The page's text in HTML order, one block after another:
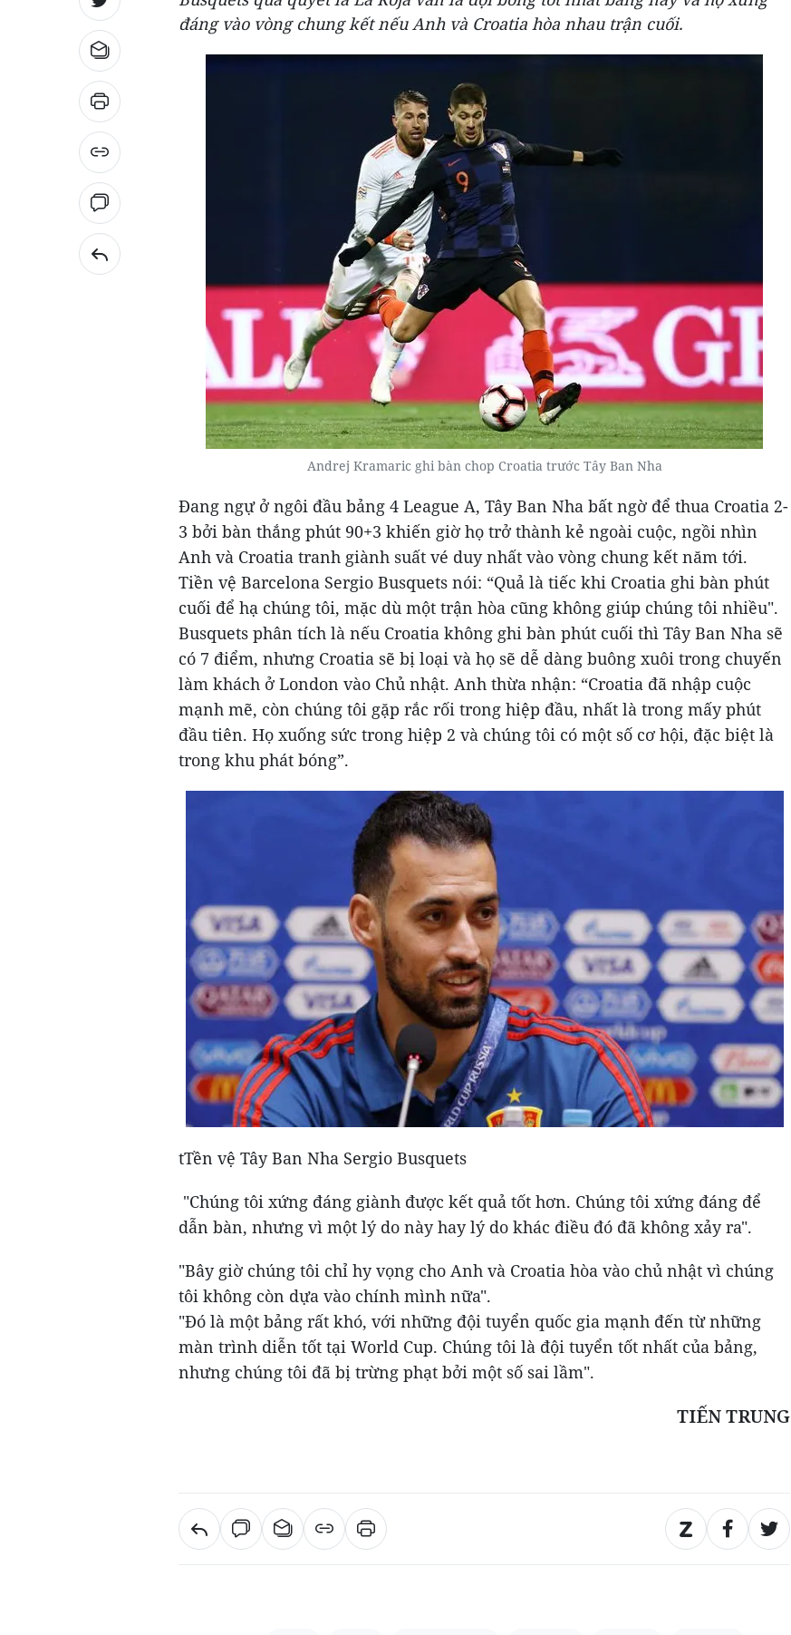
đáng vào vòng chung kết nếu Anh và Croatia hòa nhau trận cuối.
Andrej Kramaric ghi bàn chop Croatia trước Tây Ban Nha
Đang ngự ở ngôi đầu bảng 4 League A, Tây Ban Nha bất ngờ để thua Croatia 2-
3 bởi bàn thắng phút 90+3 khiến giờ họ trở thành kẻ ngoài cuộc, ngồi nhìn
Anh và Croatia tranh giành suất vé duy nhất vào vòng chung kết năm tới.
Tiền vệ Barcelona Sergio Busquets nói: “Quả là tiếc khi Croatia ghi bàn phút
cuối để hạ chúng tôi, mặc dù một trận hòa cũng không giúp chúng tôi nhiều".
Busquets phân tích là nếu Croatia không ghi bàn phút cuối thì Tây Ban Nha sẽ
có 7 điểm, nhưng Croatia sẽ bị loại và họ sẽ dễ dàng buông xuôi trong chuyến
làm khách ở London vào Chủ nhật. Anh thừa nhận: “Croatia đã nhập cuộc
mạnh mẽ, còn chúng tôi gặp rắc rối trong hiệp đầu, nhất là trong mấy phút
đầu tiên. Họ xuống sức trong hiệp 2 và chúng tôi có một số cơ hội, đặc biệt là
trong khu phát bóng”.
tTền vệ Tây Ban Nha Sergio Busquets
"Chúng tôi xứng đáng giành được kết quả tốt hơn. Chúng tôi xứng đáng để
dẫn bàn, nhưng vì một lý do này hay lý do khác điều đó đã không xảy ra".
"Bây giờ chúng tôi chỉ hy vọng cho Anh và Croatia hòa vào chủ nhật vì chúng
tôi không còn dựa vào chính mình nữa".
"Đó là một bảng rất khó, với những đội tuyển quốc gia mạnh đến từ những
màn trình diễn tốt tại World Cup. Chúng tôi là đội tuyển tốt nhất của bảng,
nhưng chúng tôi đã bị trừng phạt bởi một số sai lầm".
TIẾN TRUNG